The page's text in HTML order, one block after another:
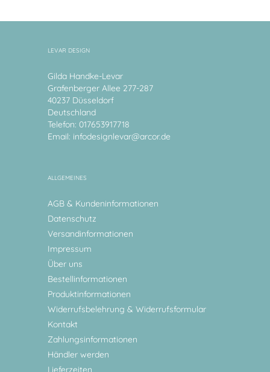
LEVAR DESIGN
Gilda Handke-Levar
Grafenberger Allee 277-287
40237 Düsseldorf
Deutschland
Telefon: 017653917718
Email: infodesignlevar@arcor.de
ALLGEMEINES
AGB & Kundeninformationen
Datenschutz
Versandinformationen
Impressum
Über uns
Bestellinformationen
Produktinformationen
Widerrufsbelehrung & Widerrufsformular
Kontakt
Zahlungsinformationen
Händler werden
Lieferzeiten